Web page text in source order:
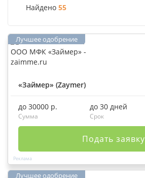
Найдено 55
«Займер» (Zaymer)
до 30000 р.
Сумма
до 30 дней
Срок
Подать заявку